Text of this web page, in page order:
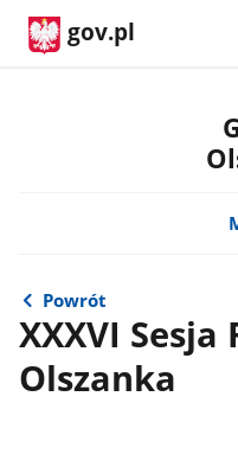
gov.pl
Powrót
XXXVI
Olszanka